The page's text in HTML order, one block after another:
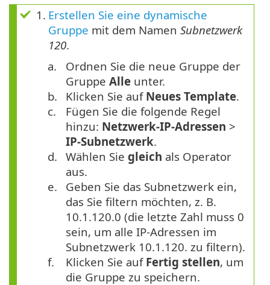
1. Erstellen Sie eine dynamische
Gruppe mit dem Namen Subnetzwerk
120.
a.
Ordnen Sie die neue Gruppe der
Gruppe Alle unter.
b.
Klicken Sie auf Neues Template.
c.
Fügen Sie die folgende Regel
hinzu: Netzwerk-IP-Adressen >
IP-Subnetzwerk.
d. Wählen Sie gleich als Operator
aus.
e.
Geben Sie das Subnetzwerk ein,
das Sie filtern möchten, z. B.
10.1.120.0 (die letzte Zahl muss 0
sein, um alle IP-Adressen im
Subnetzwerk 10.1.120. zu filtern).
f.
Klicken Sie auf Fertig stellen, um
die Gruppe zu speichern.